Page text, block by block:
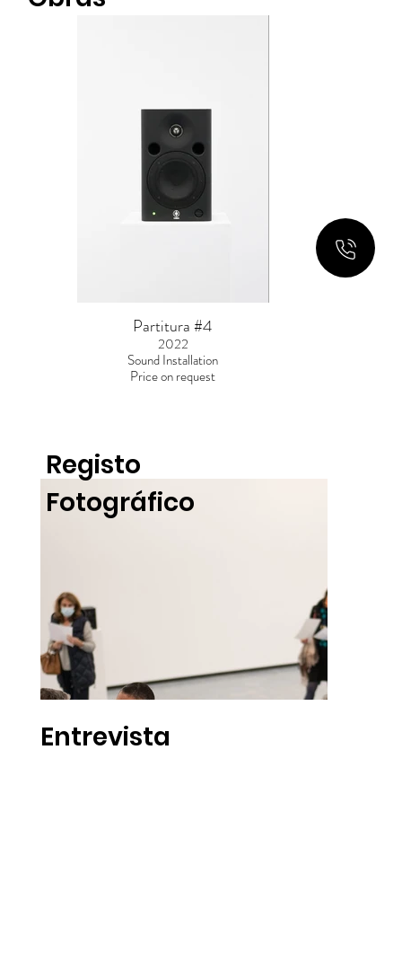
Partitura #4
2022
Sound Installation
Price on request
Entrevista
Registo
Fotográfico